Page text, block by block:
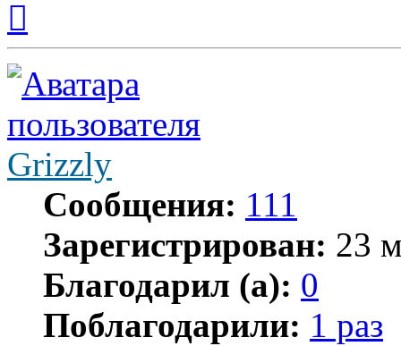
началу
Grizzly
Сообщения: 111
Зарегистрирован: 23
Благодарил (а): 0
Поблагодарили: 1 раз